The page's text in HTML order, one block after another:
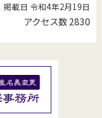
掲載日 令和4年2月19日
アクセス数2830